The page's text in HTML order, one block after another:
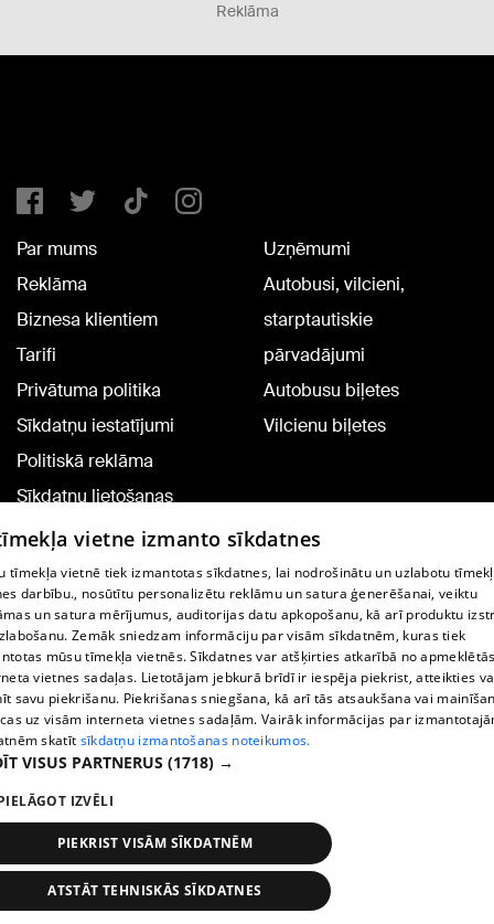
Reklāma
Par mums
Reklāma
Biznesa klientiem
Tarifi
Privātuma politika
Sīkdatņu iestatījumi
Politiskā reklāma
Sīkdatņu lietošanas
noteikumi
Komentāru pievienošana
Uzņēmumi
Autobusi, vilcieni,
starptautiskie
pārvadājumi
Autobusu biļetes
Vilcienu biļetes
TV programma
Līguma noteikumi
360 Ziņu kontakti
Helio Media
Portāla palīdzības dienests: e-pasts -
All rights reserved.
Ziņas Meklēt 1188 play
vietne izmanto sīkdatnes
tīmekļa vietnē tiek izmantotas sīkdatnes, lai nodrošinātu un uzlabotu
darbību., nosūtītu personalizētu reklāmu un satura ģenerēšanai, veiktu
un satura mērījumus, auditorijas datu apkopošanu, kā arī produktu
Zemāk sniedzam informāciju par visām sīkdatnēm, kuras tiek
mūsu tīmekļa vietnēs. Sīkdatnes var atšķirties atkarībā no
vietnes sadaļas. Lietotājam jebkurā brīdī ir iespēja piekrist, atteikties
savu piekrišanu. Piekrišanas sniegšana, kā arī tās atsaukšana vai
uz visām interneta vietnes sadaļām. Vairāk informācijas par
skatīt sīkdatņu izmantošanas noteikumos.
VISUS PARTNERUS (1718) →
IZVĒLI
PIEKRIST VISĀM SĪKDATNĒM
ATSTĀT TEHNISKĀS SĪKDATNES